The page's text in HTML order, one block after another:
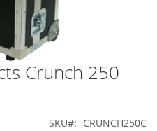
Crunch 250
SKU CRUNCH250C